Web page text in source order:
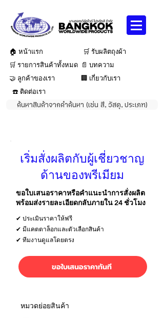
🏠 หน้าแรก
🛒 รับผลิตถุงผ้า
🛒 รายการสินค้าทั้งหมด
📄 บทความ
🤝 ลูกค้าของเรา
🏢 เกี่ยวกับเรา
☎️ ติดต่อเรา
ค้นหาสินค้าจากคำค้นหา (เช่น สี, วัสดุ, ประเภท)
เริ่มสั่งผลิตกับผู้เชี่ยวชาญ
ด้านของพรีเมียม
ขอใบเสนอราคาหรือคำแนะนำการสั่งผลิต
พร้อมส่งรายละเอียดกลับภายใน 24 ชั่วโมง
✔ ประเมินราคาให้ฟรี
✔ มีแคตตาล็อกและตัวเลือกสินค้า
✔ ทีมงานดูแลโดยตรง
ขอใบเสนอราคาทันที
หมวดย่อยสินค้า